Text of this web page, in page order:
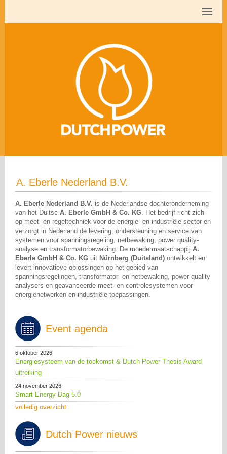
A. Eberle Nederland B.V.
A. Eberle Nederland B.V. is de Nederlandse dochteronderneming
van het DuitseA. Eberle GmbH & Co. KG. Het bedrijf richt zich
op meet- en regeltechniek voor de energie- en industriële sector en
verzorgt in Nederland de levering, ondersteuning en service van
systemen voor spanningsregeling, netbewaking, power quality-
analyse en transformatorbewaking. De moedermaatschappijA.
Eberle GmbH & Co. KG uit Nürnberg (Duitsland) ontwikkelt en
levert innovatieve oplossingen op het gebied van
spanningsregelingen, transformator- en netbewaking, power-quality
analysers en geavanceerde meet- en controlesystemen voor
energienetwerken en industriële toepassingen.
Event agenda
6 oktober 2026
Energiesysteem van de toekomst & Dutch Power Thesis Award
uitreiking
24 november 2026
Smart Energy Dag 5.0
volledig overzicht
Dutch Power nieuws